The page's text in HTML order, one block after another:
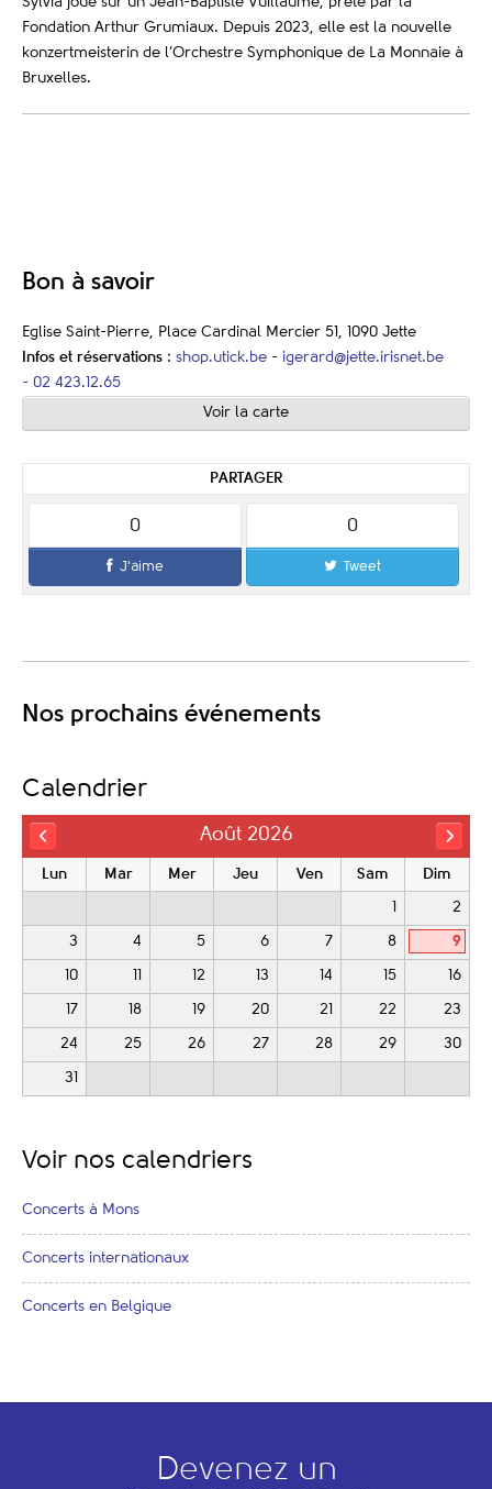
Fondation Arthur Grumiaux. Depuis 2023, elle est la nouvelle
konzertmeisterin de l’Orchestre Symphonique de La Monnaie à
Bruxelles.
Bon à savoir
Eglise Saint-Pierre, Place Cardinal Mercier 51, 1090 Jette
Infos et réservations : shop.utick.be - igerard@jette.irisnet.be
- 02 423.12.65
Voir la carte
PARTAGER
0
J'aime
0
Tweet
Nos prochains événements
Calendrier
Août 2026
Lun Mar Mer Jeu Ven Sam Dim
2
3 4 5 6 7 8 9
10 12 13 14 15 16
17 18 19 20 21 22 23
24 25 26 27 28 29 30
31
Voir nos calendriers
Concerts à Mons
Concerts internationaux
Concerts en Belgique
Devenez un